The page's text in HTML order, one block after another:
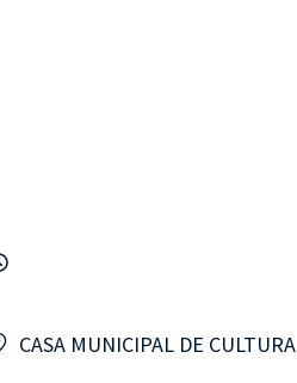
CASA MUNICIPAL DE CULTURA